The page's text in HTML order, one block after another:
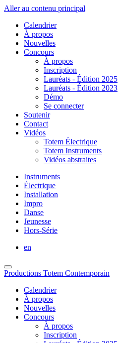
Aller au contenu principal
Calendrier
À propos
Nouvelles
Concours
À propos
Inscription
Lauréats - Édition 2025
Lauréats - Édition 2023
Démo
Se connecter
Soutenir
Contact
Vidéos
Totem Électrique
Totem Instruments
Vidéos abstraites
Instruments
Électrique
Installation
Impro
Danse
Jeunesse
Hors-Série
en
Productions Totem Contemporain
Calendrier
À propos
Nouvelles
Concours
À propos
Inscription